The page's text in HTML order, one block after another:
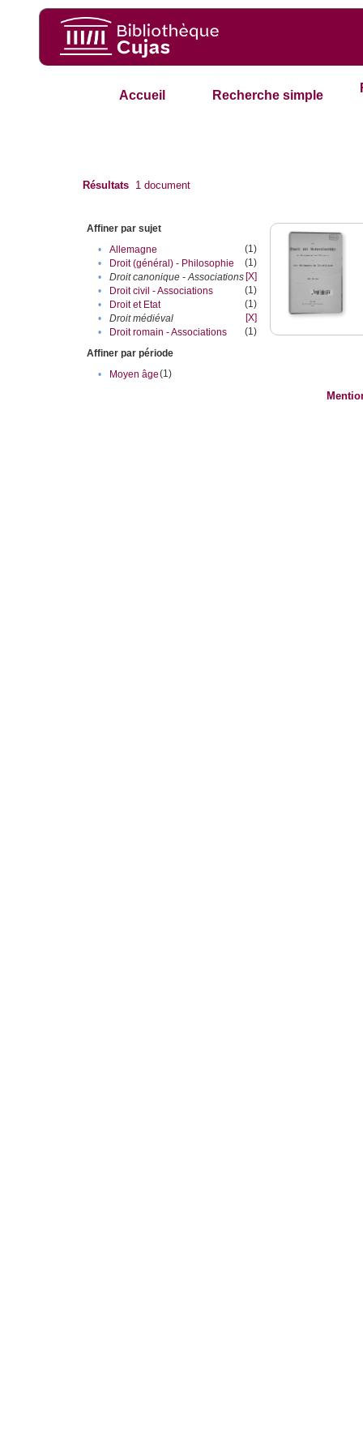
Accueil Recherche simple
Résultats 1 document
Affiner par sujet
•
Allemagne
(1)
•
Droit (général) - Philosophie
(1)
•
Droit canonique - Associations [X]
•
Droit civil - Associations
(1)
•
Droit et Etat
(1)
•
Droit médiéval
[X]
•
Droit romain - Associations
(1)
Affiner par période
•
Moyen âge(1)